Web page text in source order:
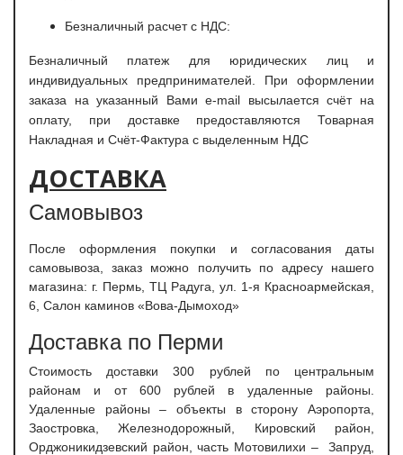
Безналичный расчет с НДС:
Безналичный платеж для юридических лиц и
индивидуальных предпринимателей. При оформлении
заказа на указанный Вами e-mail высылается счёт на
оплату, при доставке предоставляются Товарная
Накладная и Счёт-Фактура с выделенным НДС
ДОСТАВКА
Самовывоз
После оформления покупки и согласования даты
самовывоза, заказ можно получить по адресу нашего
магазина: г. Пермь, ТЦ Радуга, ул. 1-я Красноармейская,
6, Салон каминов «Вова-Дымоход»
Доставка по Перми
Стоимость доставки 300 рублей по центральным
районам и от 600 рублей в удаленные районы.
Удаленные районы – объекты в сторону Аэропорта,
Заостровка, Железнодорожный, Кировский район,
Орджоникидзевский район, часть Мотовилихи – Запруд,